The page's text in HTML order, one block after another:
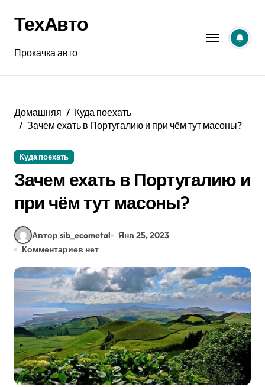
содержанию
ТехАвто
Прокачка авто
Домашняя
Куда поехать
Зачем ехать в Португалию и при чём тут масоны?
Куда поехать
Зачем ехать в Португалию и
при чём тут масоны?
Автор sib_ecometal
Янв 25, 2023
Комментариев нет